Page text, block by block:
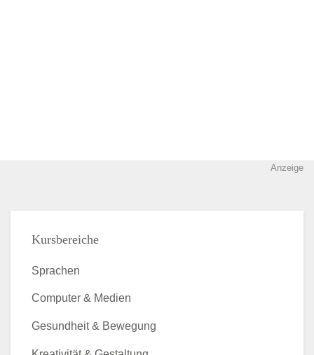
Anzeige
Kursbereiche
Sprachen
Computer & Medien
Gesundheit & Bewegung